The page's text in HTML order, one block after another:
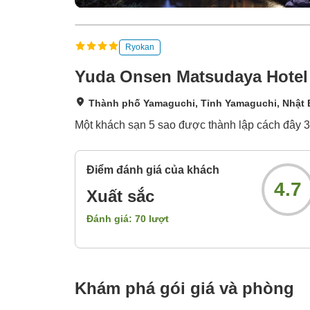
Ryokan
Yuda Onsen Matsudaya Hotel
Thành phố Yamaguchi, Tỉnh Yamaguchi, Nhật
Một khách sạn 5 sao được thành lập cách
Điểm đánh giá của khách
Xuất sắc
Đánh giá: 70 lượt
4.7
Khám phá gói giá và phòng